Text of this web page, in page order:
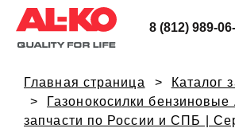
8 (812) 989-
Главная страница
Каталог
Газонокосилки бензиновые
запчасти по России и СПБ |